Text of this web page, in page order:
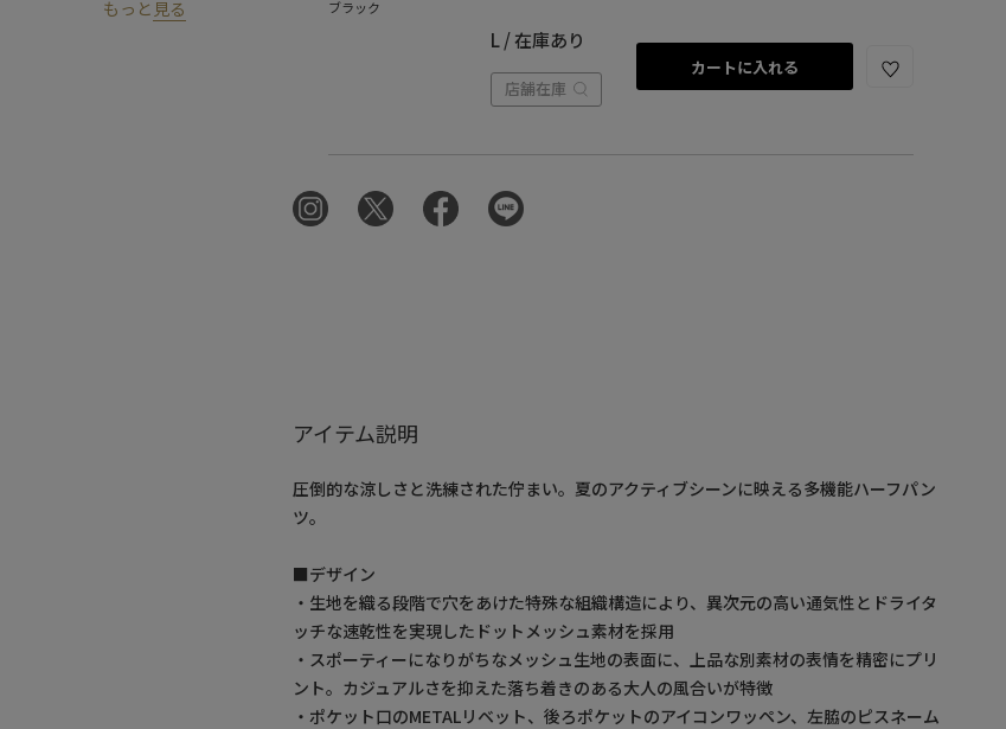
もっと 見る ブラック
L / 在庫あり
店舗在庫
カートに入れる
アイテム説明
圧倒的な涼しさと洗練された佇まい。夏のアクティブシーンに映える多機能ハーフパン
ツ。
■デザイン
・生地を織る段階で穴をあけた特殊な組織構造により、異次元の高い通気性とドライタ
ッチな速乾性を実現したドットメッシュ素材を採用
・スポーティーになりがちなメッシュ生地の表面に、上品な別素材の表情を精密にプリ
ント。カジュアルさを抑えた落ち着きのある大人の風合いが特徴
・ポケット口のMETALリベット、後ろポケットのアイコンワッペン、左脇のピスネーム